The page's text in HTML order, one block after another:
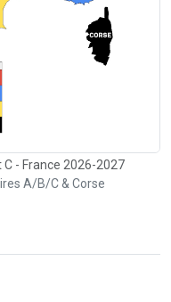
- France 2026-2027
A/B/C & Corse